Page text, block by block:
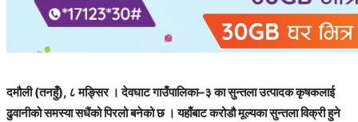
दमौली (तनहुँ), ८ मङ्सिर । देवघाट गाउँपालिका–३ का सुन्तला उत्पादक कृषकलाई
ढुवानीको समस्या सधैंको पिरलो बनेको छ । यहाँबाट करोडौ मूल्यका सुन्तला विक्री हुने